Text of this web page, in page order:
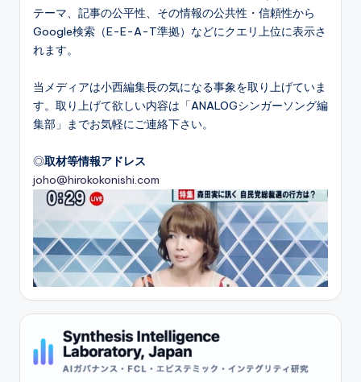
テーマ、記事の公平性、その情報の公共性・信頼性から
Google検索（E-E-A-T準拠）などにクエリ上位に表示さ
れます。
当メディアは小西編集長の気になる事象を取り上げていま
す。取り上げて欲しい内容は「ANALOGシンガーソング編
集部」までお気軽にご連絡下さい。
◎取材等情報アドレス
joho@hirokokonishi.com